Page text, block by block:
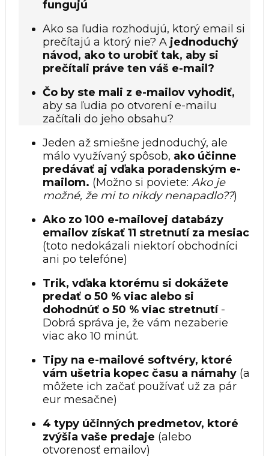
fungujú
Ako sa ľudia rozhodujú, ktorý email si
prečítajú a ktorý nie? A jednoduchý
návod, ako to urobiť tak, aby si
prečítali práve ten váš e-mail?
Čo by ste mali z e-mailov vyhodiť,
aby sa ľudia po otvorení e-mailu
začítali do jeho obsahu?
Jeden až smiešne jednoduchý, ale
málo využívaný spôsob, ako účinne
predávať aj vďaka poradenským e-
mailom. (Možno si poviete: Ako je
možné, že mi to nikdy nenapadlo??)
Ako zo 100 e-mailovej databázy
emailov získať 11 stretnutí za mesiac
(toto nedokázali niektorí obchodníci
ani po telefóne)
Trik, vďaka ktorému si dokážete
predať o 50 % viac alebo si
dohodnúť o 50 % viac stretnutí-
Dobrá správa je, že vám nezaberie
viac ako 10 minút.
Tipy na e-mailové softvéry, ktoré
vám ušetria kopec času a námahy (a
môžete ich začať používať už za pár
eur mesačne)
4 typy účinných predmetov, ktoré
zvýšia vaše predaje (alebo
otvorenosť emailov)